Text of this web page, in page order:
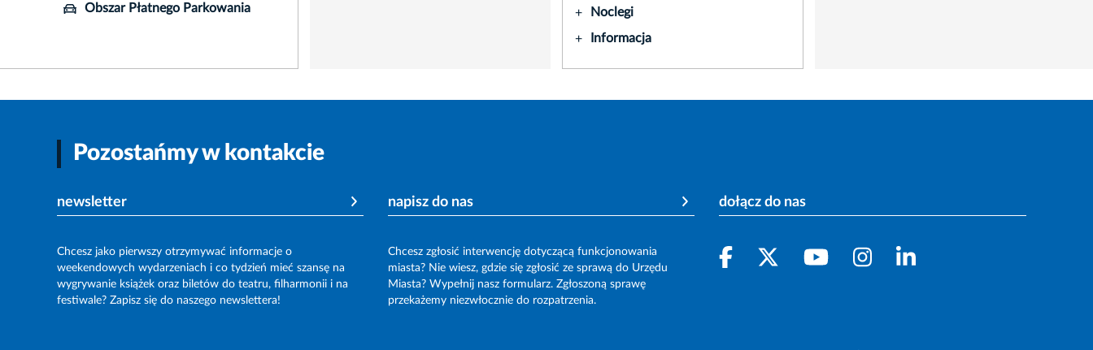
Obszar Płatnego Parkowania
+ Noclegi
+ Informacja
Pozostańmy w kontakcie
newsletter
Chcesz jako pierwszy otrzymywać informacje o
weekendowych wydarzeniach i co tydzień mieć szansę na
wygrywanie książek oraz biletów do teatru, filharmonii i na
festiwale? Zapisz się do naszego newslettera!
napisz do nas
Chcesz zgłosić interwencję dotyczącą funkcjonowania
miasta? Nie wiesz, gdzie się zgłosić ze sprawą do Urzędu
Miasta? Wypełnij nasz formularz. Zgłoszoną sprawę
przekażemy niezwłocznie do rozpatrzenia.
dołącz do nas